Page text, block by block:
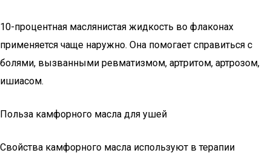
10-процентная маслянистая жидкость во флаконах
применяется чаще наружно. Она помогает справиться с
болями, вызванными ревматизмом, артритом, артрозом,
ишиасом.
Польза камфорного масла для ушей
Свойства камфорного масла используют в терапии